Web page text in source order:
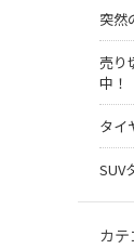
突然
売り
中！
タイ
SUV
カテ